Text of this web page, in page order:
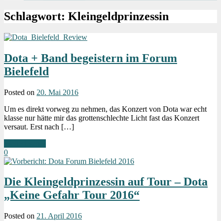
Schlagwort: Kleingeldprinzessin
Dota + Band begeistern im Forum
Bielefeld
Posted on 20. Mai 2016
Um es direkt vorweg zu nehmen, das Konzert von Dota war echt
klasse nur hätte mir das grottenschlechte Licht fast das Konzert
versaut. Erst nach […]
0
Die Kleingeldprinzessin auf Tour – Dota
„Keine Gefahr Tour 2016“
Posted on 21. April 2016